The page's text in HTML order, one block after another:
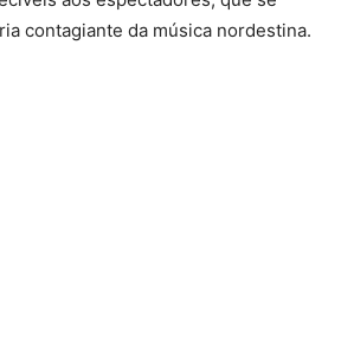
contagiante da música nordestina.